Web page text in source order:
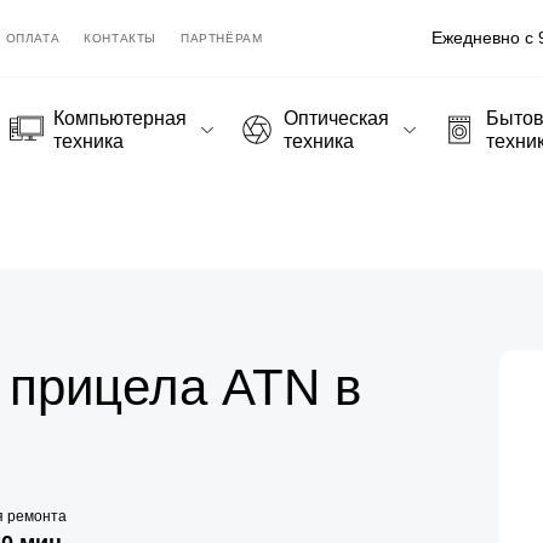
ОПЛАТА КОНТАКТЫ ПАРТНЁРАМ Ежедневно с
Компьютерная
техника
Оптическая
техника
ATN в
ремонта